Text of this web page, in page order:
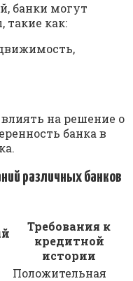
банки могут
такие как:
на решение о
банка в
различных банков
Требования к
кредитной
истории
Положительная